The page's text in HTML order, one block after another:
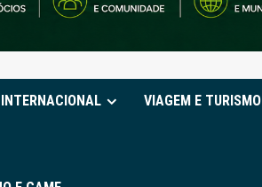
INTERNACIONAL VIAGEM E TURISMO